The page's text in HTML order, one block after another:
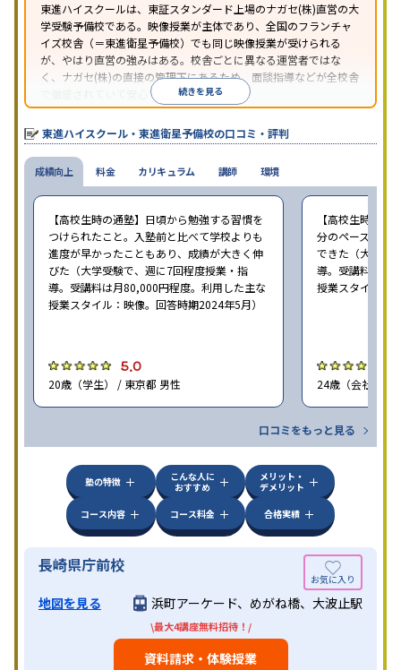
東進ハイスクールは、東証スタンダード上場のナガセ(株)直営の大
学受験予備校である。映像授業が主体であり、全国のフランチャ
イズ校舎（＝東進衛星予備校）でも同じ映像授業が受けられる
が、やはり直営の強みはある。校舎ごとに異なる運営者ではな
く、ナガセ(株)の直接の管理下にあるため、面談指導などが全校舎
で徹底されていて安心できる。
東進衛星予備校は、運営会社により指導方針や校舎のルールが異
なる。体験授業では、授業のみで判断するのではなく、担当者や
校舎雰囲気、校舎での合格実績などを確認すると良いだろう。
続きを見る
東進ハイスクール・東進衛星予備校の口コミ・評判
成績向上
【高校生時の通塾】日頃から勉強する習慣を
つけられたこと。入塾前と比べて学校よりも
進度が早かったこともあり、成績が大きく伸
びた（大学受験で、週に7回程度授業・指
導。受講料は月80,000円程度。利用した主な
授業スタイル：映像。回答時期2024年5月）
5.0
20歳（学生） / 東京都 男性
【高校生時の通
分のペースで進
できた（大学受
導。受講料は月
授業スタイル：
24歳（会社員<
口コミをもっと見る
料金 カリキュラム 講師 環境
塾の特徴
こんな人に
おすすめ
メリット・
デメリット
コース内容
コース料金 合格実績
長崎県庁前校
地図を見る 浜町アーケード、めがね橋、大波止駅
\最大4講座無料招待！/
資料請求・体験授業